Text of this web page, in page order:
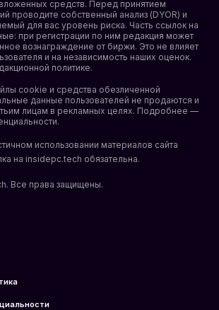
средств. Перед принятием
проводите собственный анализ (DYOR) и
для вас уровень риска. Часть ссылок на
при регистрации по ним редакция может
вознаграждение от биржи. Это не влияет
и на независимость наших оценок.
политике.
cookie и средства обезличенной
данные пользователей не продаются и
лицам в рекламных целях. Подробнее —
.
использовании материалов сайта
на insidepc.tech обязательна.
Все права защищены.